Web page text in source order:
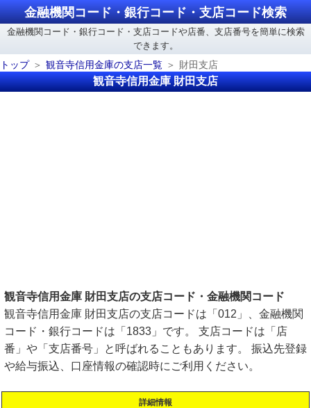
金融機関コード・銀行コード・支店コード検索
金融機関コード・銀行コード・支店コードや店番、支店番号を簡単に検索
できます。
トップ
観音寺信用金庫の支店一覧 財田支店
観音寺信用金庫 財田支店
観音寺信用金庫 財田支店の支店コード・金融機関コード
観音寺信用金庫 財田支店の支店コードは「012」、金融機関
コード・銀行コードは「1833」です。 支店コードは「店
番」や「支店番号」と呼ばれることもあります。 振込先登録
や給与振込、口座情報の確認時にご利用ください。
詳細情報